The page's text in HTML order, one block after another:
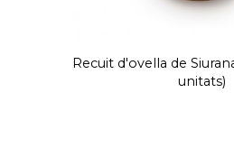
Recuit d'ovella de
unitats)